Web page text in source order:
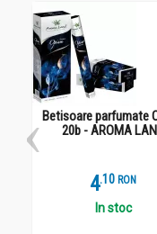
Se pastreaza la loc
Mustar
Este ideal pentru
Betisoare parfumate
20b - AROMA
4.1 RON
In stoc